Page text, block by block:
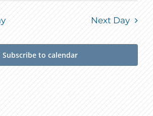
Next Day
Subscribe to calendar